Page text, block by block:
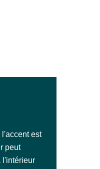
l'accent est
peut
l'intérieur